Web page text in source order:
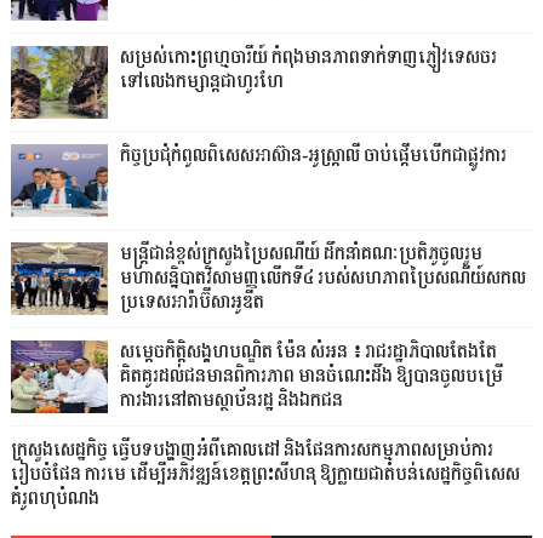
សម្រស់កោះព្រហ្មចារីយ៍ កំពុងមានភាពទាក់ទាញភ្ញៀវទេសចរ
ទៅលេងកម្សាន្តជាហូរហែ
កិច្ចប្រជុំកំពូលពិសេសអាស៊ាន-អូស្ត្រាលី ចាប់ផ្តើមបើកជាផ្លូវការ
មន្ត្រីជាន់ខ្ពស់ក្រសួងប្រៃសណីយ៍ ដឹកនាំគណៈប្រតិភូចូលរួម
មហាសន្និបាតវិសាមញ្ញលើកទី៤ របស់សហភាពប្រៃសណីយ៍សកល
ប្រទេសអារ៉ាប៊ីសាអូឌីត
សម្តេចកិត្តិសង្គហបណ្ឌិត ម៉ែន សំអន ៖ រាជរដ្ឋាភិបាលតែងតែ
គិតគូរដល់ជនមានពិការភាព មានចំណេះដឹង ឱ្យបានចូលបម្រើ
ការងារនៅតាមស្ថាប័នរដ្ឋ និងឯកជន
ក្រសួងសេដ្ឋកិច្ច ធ្វើបទបង្ហាញអំពីគោលដៅ និងផែនការសកម្មភាពសម្រាប់ការ
រៀបចំផែន ការមេ ដើម្បីអភិវឌ្ឍន៍ខេត្តព្រះសីហនុ ឱ្យក្លាយជាតំបន់សេដ្ឋកិច្ចពិសេស
គំរូពហុបំណង